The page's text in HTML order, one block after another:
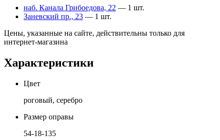
наб. Канала Грибоедова, 22 — 1 шт.
Заневский пр., 23 — 1 шт.
Цены, указанные на сайте, действительны только для
интернет-магазина
Характеристики
Цвет
роговый, серебро
Размер оправы
54-18-135